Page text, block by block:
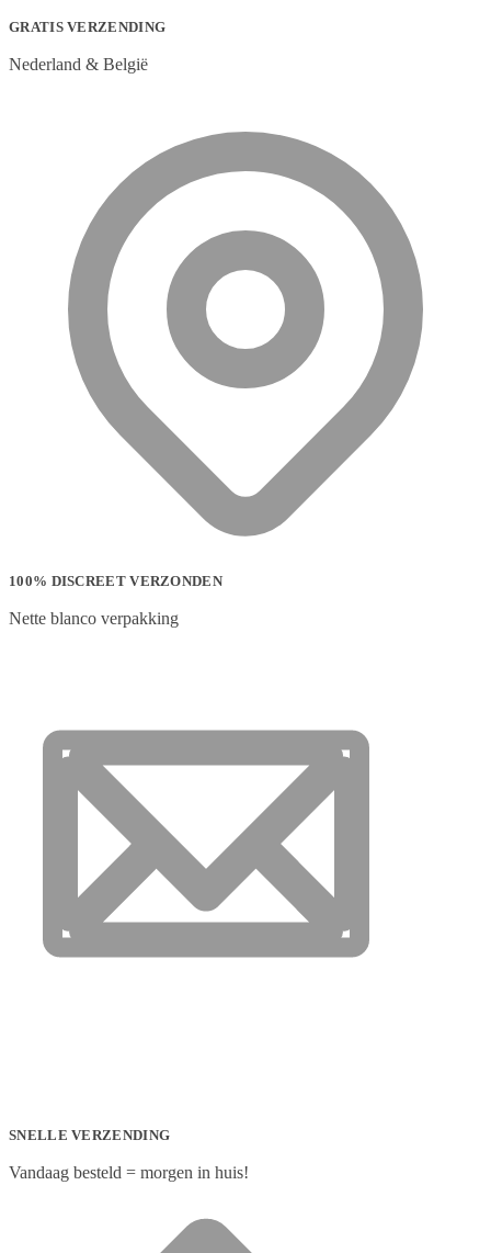
GRATIS VERZENDING
Nederland & België
100% DISCREET VERZONDEN
Nette blanco verpakking
SNELLE VERZENDING
Vandaag besteld = morgen in huis!